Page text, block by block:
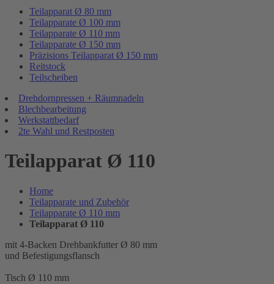
Teilapparat Ø 80 mm
Teilapparate Ø 100 mm
Teilapparate Ø 110 mm
Teilapparate Ø 150 mm
Präzisions Teilapparat Ø 150 mm
Reitstock
Teilscheiben
Drehdornpressen + Räumnadeln
Blechbearbeitung
Werkstattbedarf
2te Wahl und Restposten
Teilapparat Ø 110
Home
Teilapparate und Zubehör
Teilapparate Ø 110 mm
Teilapparat Ø 110
mit 4-Backen Drehbankfutter Ø 80 mm
und Befestigungsflansch
Tisch Ø 110 mm